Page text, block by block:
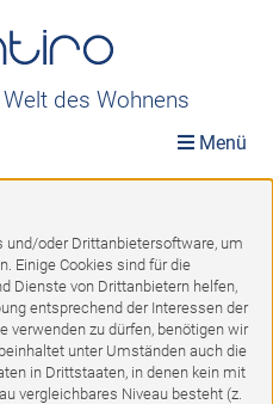
des Wohnens
Menü
und/oder Drittanbietersoftware, um
Einige Cookies sind für die
Dienste von Drittanbietern helfen,
entsprechend der Interessen der
verwenden zu dürfen, benötigen wir
unter Umständen auch die
in Drittstaaten, in denen kein mit
vergleichbares Niveau besteht (z.